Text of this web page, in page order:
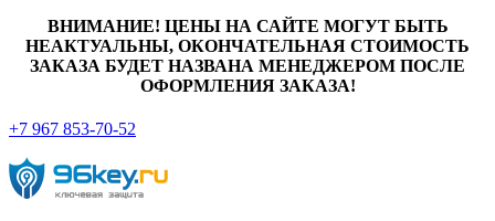
ВНИМАНИЕ! ЦЕНЫ НА САЙТЕ МОГУТ БЫТЬ
НЕАКТУАЛЬНЫ, ОКОНЧАТЕЛЬНАЯ СТОИМОСТЬ
ЗАКАЗА БУДЕТ НАЗВАНА МЕНЕДЖЕРОМ ПОСЛЕ
ОФОРМЛЕНИЯ ЗАКАЗА!
+7 967 853-70-52